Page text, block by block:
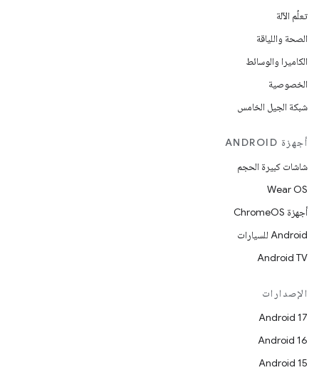
تعلُم الآلة
الصحة واللياقة
الكاميرا والوسائط
الخصوصية
شبكة الجيل الخامس
أجهزة ANDROID
شاشات كبيرة الحجم
Wear OS
أجهزة ChromeOS
Android للسيارات
Android TV
الإصدارات
Android 17
Android 16
Android 15